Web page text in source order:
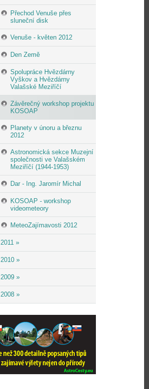
Přechod Venuše přes
sluneční disk
Venuše - květen 2012
Den Země
Spolupráce Hvězdárny
Vyškov a Hvězdárny
Valašské Meziříčí
Závěrečný workshop projektu
KOSOAP
Planety v únoru a březnu
2012
Astronomická sekce Muzejní
společnosti ve Valašském
Meziříčí (1944-1953)
Dar - Ing. Jaromír Michal
KOSOAP - workshop
videometeory
MeteoZajímavosti 2012
2011 »
2010 »
2009 »
2008 »